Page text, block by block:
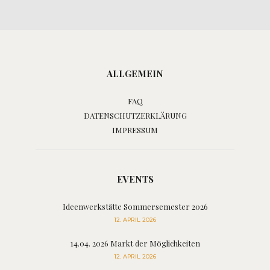
ALLGEMEIN
FAQ
DATENSCHUTZERKLÄRUNG
IMPRESSUM
EVENTS
Ideenwerkstätte Sommersemester 2026
12. APRIL 2026
14.04. 2026 Markt der Möglichkeiten
12. APRIL 2026